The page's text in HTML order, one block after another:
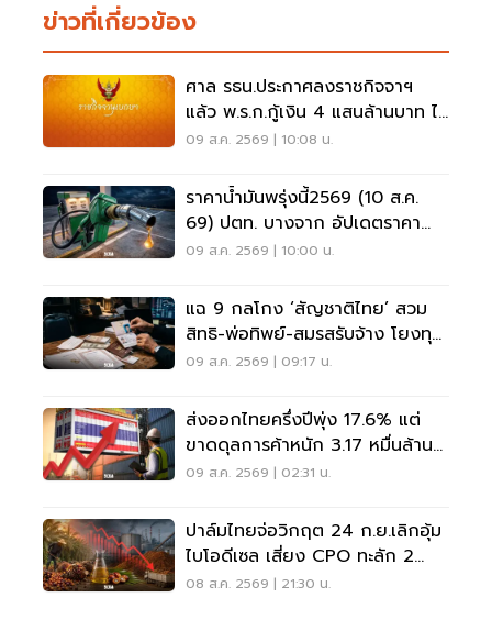
ข่าวที่เกี่ยวข้อง
ศาล รธน.ประกาศลงราชกิจจาฯ
แล้ว พ.ร.ก.กู้เงิน 4 แสนล้านบาท ไม่
ขัดรัฐธรรมนูญ
09 ส.ค. 2569 | 10:08 น.
ราคาน้ำมันพรุ่งนี้2569 (10 ส.ค.
69) ปตท. บางจาก อัปเดตราคา
ล่าสุด
09 ส.ค. 2569 | 10:00 น.
แฉ 9 กลโกง ‘สัญชาติไทย’ สวม
สิทธิ-พ่อทิพย์-สมรสรับจ้าง โยงทุน
สีเทา
09 ส.ค. 2569 | 09:17 น.
ส่งออกไทยครึ่งปีพุ่ง 17.6% แต่
ขาดดุลการค้าหนัก 3.17 หมื่นล้าน
ดอลลาร์
09 ส.ค. 2569 | 02:31 น.
ปาล์มไทยจ่อวิกฤต 24 ก.ย.เลิกอุ้ม
ไบโอดีเซล เสี่ยง CPO ทะลัก 2
ล้านตัน
08 ส.ค. 2569 | 21:30 น.